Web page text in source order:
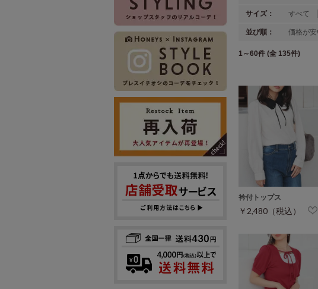
サイズ： すべて
並び順： 価格が
1～60件 (全 135件)
衿付トップス
￥2,480（税込）